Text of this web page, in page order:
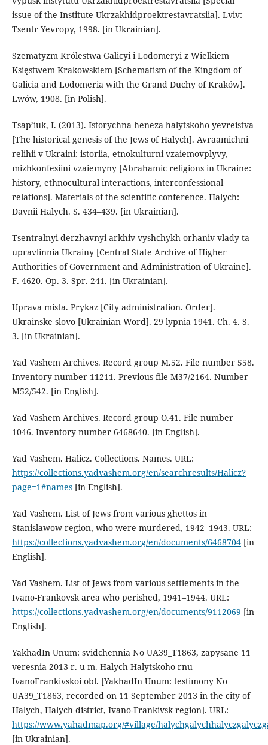
issue of the Institute Ukrzakhidproektrestavratsiia]. Lviv:
Tsentr Yevropy, 1998. [in Ukrainian].
Szematyzm Królestwa Galicyi i Lodomeryi z Wielkiem
Księstwem Krakowskiem [Schematism of the Kingdom of
Galicia and Lodomeria with the Grand Duchy of Kraków].
Lwów, 1908. [in Polish].
Tsap’iuk, I. (2013). Istorychna heneza halytskoho yevreistva
[The historical genesis of the Jews of Halych]. Avraamichni
relihii v Ukraini: istoriia, etnokulturni vzaiemovplyvy,
mizhkonfesiini vzaiemyny [Abrahamic religions in Ukraine:
history, ethnocultural interactions, interconfessional
relations]. Materials of the scientific conference. Halych:
Davnii Halych. S. 434–439. [in Ukrainian].
Tsentralnyi derzhavnyi arkhiv vyshchykh orhaniv vlady ta
upravlinnia Ukrainy [Central State Archive of Higher
Authorities of Government and Administration of Ukraine].
F. 4620. Op. 3. Spr. 241. [in Ukrainian].
Uprava mista. Prykaz [City administration. Order].
Ukrainske slovo [Ukrainian Word]. 29 lypnia 1941. Ch. 4. S.
3. [in Ukrainian].
Yad Vashem Archives. Record group M.52. File number 558.
Inventory number 11211. Previous file M37/2164. Number
M52/542. [in English].
Yad Vashem Archives. Record group О.41. File number
1046. Inventory number 6468640. [in English].
Yad Vashem. Halicz. Collections. Names. URL:
https://collections.yadvashem.org/en/searchresults/Halicz?
page=1#names[in English].
Yad Vashem. List of Jews from various ghettos in
Stanislawow region, who were murdered, 1942–1943. URL:
https://collections.yadvashem.org/en/documents/6468704[in
English].
Yad Vashem. List of Jews from various settlements in the
Ivano-Frankovsk area who perished, 1941–1944. URL:
https://collections.yadvashem.org/en/documents/9112069 [in
English].
YakhadIn Unum: svidchennia No UA39_T1863, zapysane 11
veresnia 2013 r. u m. Halych Halytskoho rnu
IvanoFrankivskoi obl. [YakhadIn Unum: testimony No
UA39_T1863, recorded on 11 September 2013 in the city of
Halych, Halych district, Ivano-Frankivsk region]. URL:
https://www.yahadmap.org/#village/
[in Ukrainian].